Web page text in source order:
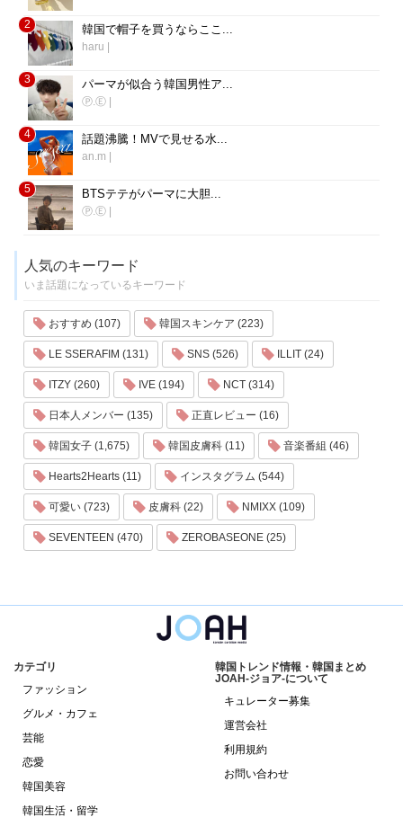
2 韓国で帽子を買うならここ...
haru
3 パーマが似合う韓国男性ア...
Ⓟ.Ⓔ
4 話題沸騰！MVで見せる水...
an.m
5 BTSテテがパーマに大胆...
Ⓟ.Ⓔ
人気のキーワード
いま話題になっているキーワード
おすすめ (107) 韓国スキンケア (223)
LE SSERAFIM (131) SNS (526) ILLIT (24)
ITZY (260) IVE (194) NCT (314)
日本人メンバー (135) 正直レビュー (16)
韓国女子 (1,675) 韓国皮膚科 (11) 音楽番組 (46)
Hearts2Hearts (11) インスタグラム (544)
可愛い (723) 皮膚科 (22) NMIXX (109)
SEVENTEEN (470) ZEROBASEONE (25)
カテゴリ
ファッション
グルメ・カフェ
芸能
恋愛
韓国美容
韓国生活・留学
韓国トレンド情報・韓国まとめ
JOAH-ジョア-について
キュレーター募集
運営会社
利用規約
お問い合わせ